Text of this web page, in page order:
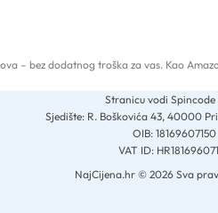
– bez dodatnog troška za vas. Kao
Stranicu vodi Spincode
Sjedište: R. Boškovića 43, 40000
OIB: 18169607150
VAT ID:
NajCijena.hr © 2026 Sva